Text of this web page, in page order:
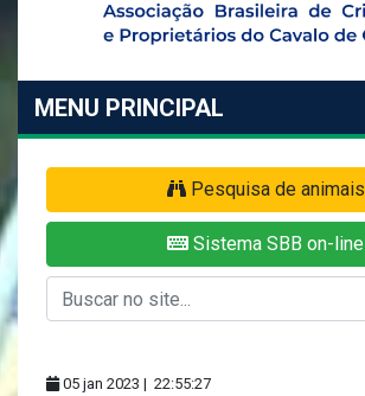
MENU PRINCIPAL
Pesquisa de animais
Sistema SBB on-line
05 jan 2023 | 22:55:27